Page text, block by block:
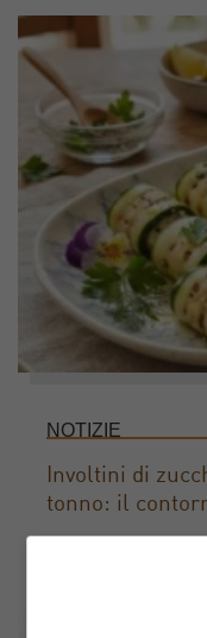
NOTIZIE
Involtini di
tonno: il